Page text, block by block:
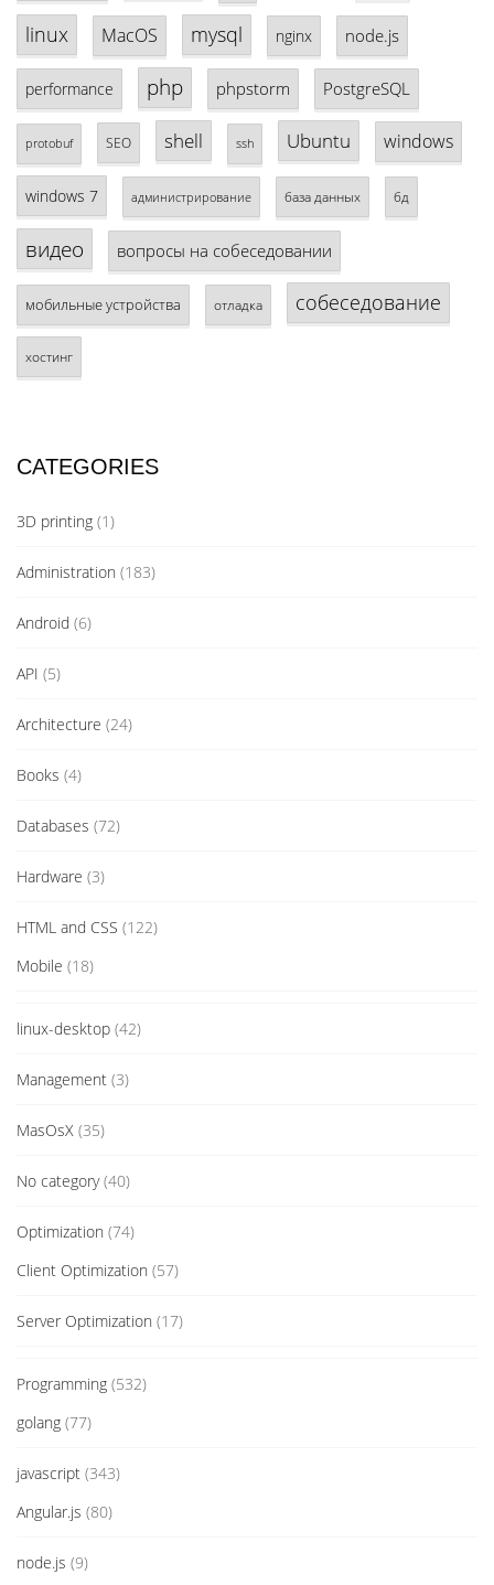
linux MacOS mysql nginx node.js
performance php phpstorm PostgreSQL
protobuf SEO shell ssh Ubuntu windows
windows 7 администрирование база данных бд
видео вопросы на собеседовании
мобильные устройства отладка собеседование
хостинг
CATEGORIES
3D printing (1)
Administration (183)
Android (6)
API (5)
Architecture (24)
Books (4)
Databases (72)
Hardware (3)
HTML and CSS (122)
Mobile (18)
linux-desktop (42)
Management (3)
MasOsX (35)
No category(40)
Optimization (74)
Client Optimization (57)
Server Optimization (17)
Programming (532)
golang (77)
javascript (343)
Angular.js (80)
node.js (9)